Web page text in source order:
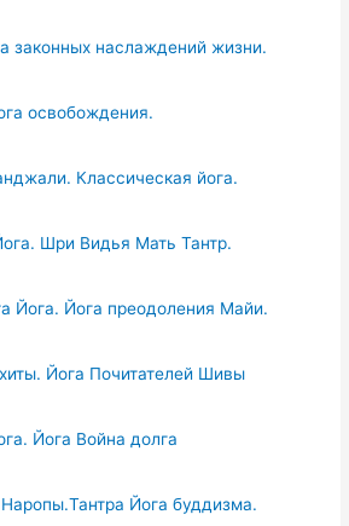
законных наслаждений жизни.
освобождения.
Классическая йога.
Шри Видья Мать Тантр.
Йога. Йога преодоления Майи.
Йога Почитателей Шивы
Йога Война долга
Йога буддизма.